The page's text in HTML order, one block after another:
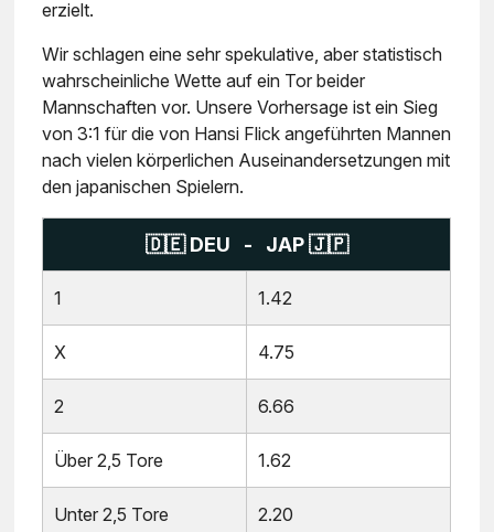
erzielt.
Wir schlagen eine sehr spekulative, aber statistisch
wahrscheinliche Wette auf ein Tor beider
Mannschaften vor. Unsere Vorhersage ist ein Sieg
von 3:1 für die von Hansi Flick angeführten Mannen
nach vielen körperlichen Auseinandersetzungen mit
den japanischen Spielern.
🇩🇪 DEU - JAP 🇯🇵
1 1.42
X 4.75
2 6.66
Über 2,5 Tore 1.62
Unter 2,5 Tore 2.20